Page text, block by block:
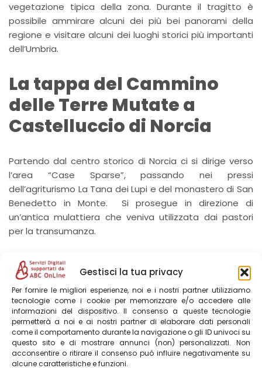
Gestisci la tua privacy
Per fornire le migliori esperienze, noi e i nostri partner utilizziamo
tecnologie come i cookie per memorizzare e/o accedere alle
informazioni del dispositivo. Il consenso a queste tecnologie
permetterà a noi e ai nostri partner di elaborare dati personali
come il comportamento durante la navigazione o gli ID univoci su
questo sito e di mostrare annunci (non) personalizzati. Non
acconsentire o ritirare il consenso può influire negativamente su
alcune caratteristiche e funzioni.
vegetazione tipica della zona. Durante il tragitto è
possibile ammirare alcuni dei più bei panorami della
regione e visitare alcuni dei luoghi storici più importanti
dell’Umbria.
La tappa del Cammino
delle Terre Mutate a
Castelluccio di Norcia
Partendo dal centro storico di Norcia ci si dirige verso
l’area “Case Sparse”, passando nei pressi
dell’agriturismo La Tana dei Lupi e del monastero di San
Benedetto in Monte. Si prosegue in direzione di
un’antica mulattiera che veniva utilizzata dai pastori
per la transumanza.
Una volta arrivati in quota, nel passaggio tra il Monte
Vetica e il Monte Ventosola (a circa 1600 metri di
altitudine), si potrà vedere il Piangrandedi Castelluccio
e ci si potrà dirigere verso il paese al centro dei Monti
Sibillini. Da qui la via è quasi completamente in discesa
e occorrerà fare meta verso il paese stesso!
Tutti i sentieri di Norcia